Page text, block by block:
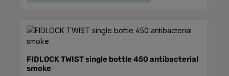
basesMaßeBreite: 70Höhe: 169Länge: 79Gewicht: 0.1
kgVolumen: 450 ml
FIDLOCK TWIST single bottle 450 antibacterial
smoke